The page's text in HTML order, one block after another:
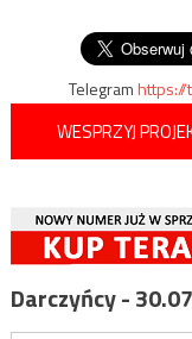
Telegram
WESPRZYJ
Darczyńcy -